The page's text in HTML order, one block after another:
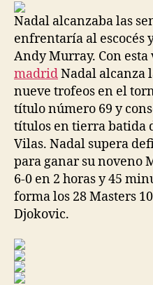
Nadal alcanzaba las
enfrentaría al escocés
Andy Murray. Con
madridNadal alcanza
nueve trofeos en el
título número 69 y
títulos en tierra batida
Vilas. Nadal supera
para ganar su noveno
6-0 en 2 horas y 45
forma los 28 Masters
Djokovic.